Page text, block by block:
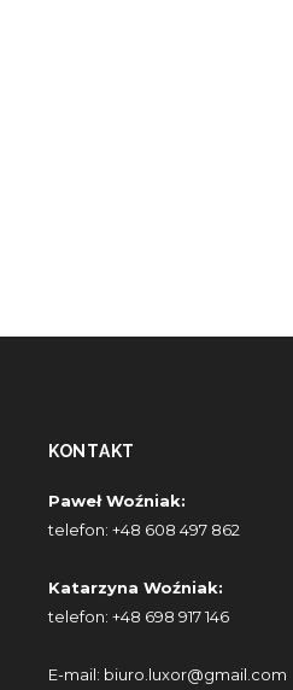
KONTAKT
Paweł Woźniak:
telefon: +48 608 497 862
Katarzyna Woźniak:
telefon: +48 698 917 146
E-mail: biuro.luxor@gmail.com